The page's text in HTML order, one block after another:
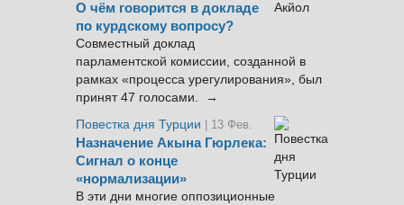
О чём говорится в докладе
по курдскому вопросу?
Совместный доклад
парламентской комиссии, созданной в
рамках «процесса урегулирования», был
принят 47 голосами. →
Повестка дня Турции
| 13 Фев.
Назначение Акына Гюрлека:
Сигнал о конце
«нормализации»
В эти дни многие оппозиционные